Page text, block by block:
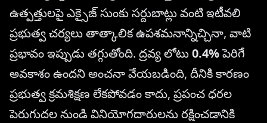
ఉత్పత్తులపై ఎక్సైజ్ సుంకు సర్దుబాట్లు వంటి ఇటీవలి
ప్రభుత్వ చర్యలు తాత్కాలిక ఉపశమనాన్నిచ్చినా, వాటి
ప్రభావం ఇప్పుడు తగ్గుతోంది. ద్రవ్య లోటు0.4%పెరిగే
అవకాశం ఉందని అంచనా వేయబడింది, దీనికి కారణం
ప్రభుత్వ క్రమశిక్షణ లేకపోవడం కాదు, ప్రపంచ ధరల
పెరుగుదల నుండి వినియోగదారులను రక్షించడానికి